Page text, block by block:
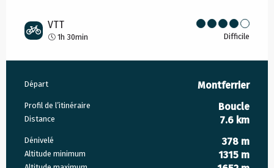
VTT
1h 30min Difficile
Informations pratiques
Départ Montferrier
Profil de l’itinéraire Boucle
Distance 7.6 km
Dénivelé 378 m
Altitude minimum 1315 m